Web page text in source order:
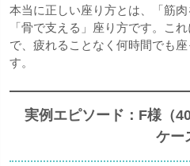
本当に正しい座り方とは、「筋肉
「骨で支える」座り方です。こ
で、疲れることなく何時間でも
す。
実例エピソード：F様（
ケー